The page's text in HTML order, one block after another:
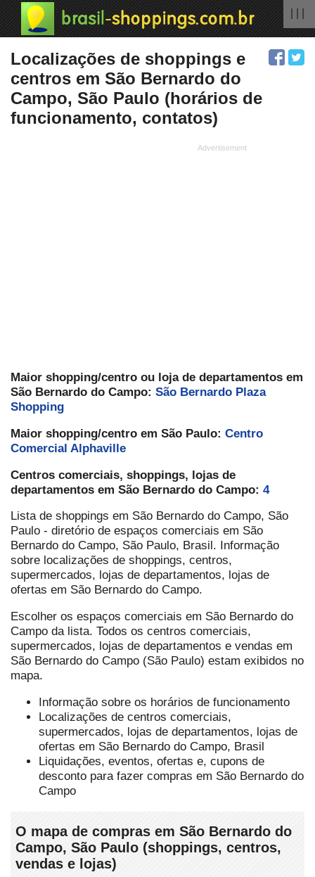
Localizações de shoppings e
centros em São Bernardo do
Campo, São Paulo (horários de
funcionamento, contatos)
Maior shopping/centro ou loja de departamentos em
São Bernardo do Campo: São Bernardo Plaza
Shopping
Maior shopping/centro em São Paulo: Centro
Comercial Alphaville
Centros comerciais, shoppings, lojas de
departamentos em São Bernardo do Campo: 4
Lista de shoppings em São Bernardo do Campo, São
Paulo - diretório de espaços comerciais em São
Bernardo do Campo, São Paulo, Brasil. Informação
sobre localizações de shoppings, centros,
supermercados, lojas de departamentos, lojas de
ofertas em São Bernardo do Campo.
Escolher os espaços comerciais em São Bernardo do
Campo da lista. Todos os centros comerciais,
supermercados, lojas de departamentos e vendas em
São Bernardo do Campo (São Paulo) estam exibidos no
mapa.
Informação sobre os horários de funcionamento
Localizações de centros comerciais,
supermercados, lojas de departamentos, lojas de
ofertas em São Bernardo do Campo, Brasil
Liquidações, eventos, ofertas e, cupons de
desconto para fazer compras em São Bernardo do
Campo
O mapa de compras em São Bernardo do
Campo, São Paulo (shoppings, centros,
vendas e lojas)